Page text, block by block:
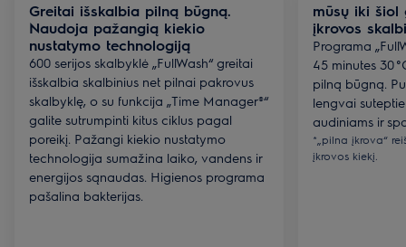
Greitai išskalbia pilną būgną.
Naudoja pažangią kiekio
nustatymo technologiją
600 serijos skalbyklė „FullWash“ greitai
išskalbia skalbinius net pilnai pakrovus
skalbyklę, o su funkcija „Time Manager®“
galite sutrumpinti kitus ciklus pagal
poreikį. Pažangi kiekio nustatymo
technologija sumažina laiko, vandens ir
energijos sąnaudas. Higienos programa
pašalina bakterijas.
mūsų iki šiol
įkrovos
Programa
45 minutes 30
pilną būgną.
lengvai
audiniams ir
*„pilna įkrova“
įkrovos kiekį.